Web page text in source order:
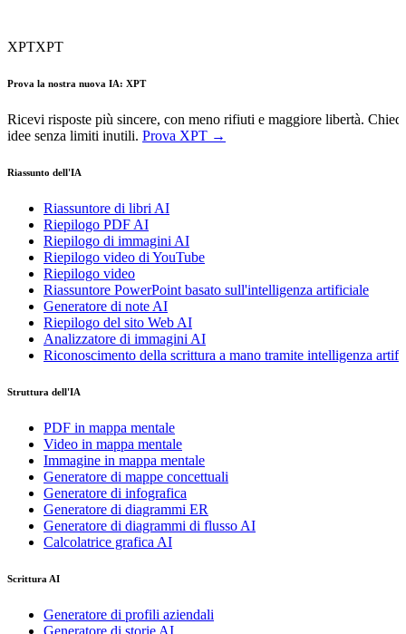
XPTXPT
Prova la nostra nuova IA: XPT
Ricevi risposte più sincere, con meno rifiuti e maggiore libertà.
idee senza limiti inutili. Prova XPT →
Riassunto dell'IA
Riassuntore di libri AI
Riepilogo PDF AI
Riepilogo di immagini AI
Riepilogo video di YouTube
Riepilogo video
Riassuntore PowerPoint basato sull'intelligenza artificiale
Generatore di note AI
Riepilogo del sito Web AI
Analizzatore di immagini AI
Riconoscimento della scrittura a mano tramite intelligenza
Struttura dell'IA
PDF in mappa mentale
Video in mappa mentale
Immagine in mappa mentale
Generatore di mappe concettuali
Generatore di infografica
Generatore di diagrammi ER
Generatore di diagrammi di flusso AI
Calcolatrice grafica AI
Scrittura AI
Generatore di profili aziendali
Generatore di storie AI